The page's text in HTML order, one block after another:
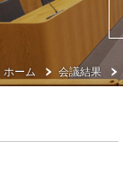
ホーム 会議結果